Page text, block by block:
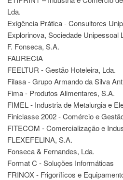
Lda.
Exigência Prática - Consultores
Explorinova, Sociedade Unipessoal
F. Fonseca, S.A.
FAURECIA
FEELTUR - Gestão Hoteleira, Lda.
Filasa - Grupo Armando da Silva
Fima - Produtos Alimentares, S.A.
FIMEL - Industria de Metalurgia e
Finiclasse 2002 - Comércio e
FITECOM - Comercialização e
FLEXEFELINA, S.A.
Fonseca & Fernandes, Lda.
Format C - Soluções Informáticas
FRINOX - Frigoríficos e